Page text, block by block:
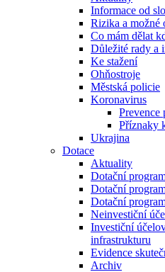
Informace od
Rizika a možné
Co mám dělat
Důležité rady a
Ke stažení
Ohňostroje
Městská policie
Koronavirus
Prevence
Příznaky
Ukrajina
Dotace
Aktuality
Dotační
Dotační
Dotační
Neinvestiční
Investiční
infrastrukturu
Evidence
Archiv